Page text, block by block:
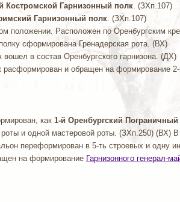
й Костромской Гарнизонный полк. (ЗХп.107)
Гарнизонный полк. (ЗХп.107)
положении. Расположен по Оренбургским
сформирована Гренадерская рота. (ВХ)
вошел в состав Оренбургского гарнизона. (ДХ)
расформирован и обращен на формирование
как 1-й Оренбургский
и одной мастеровой роты. (ЗХп.250) (ВХ)
переформирован в 5-ть строевых и одну
на формирование Гарнизонного генерал-